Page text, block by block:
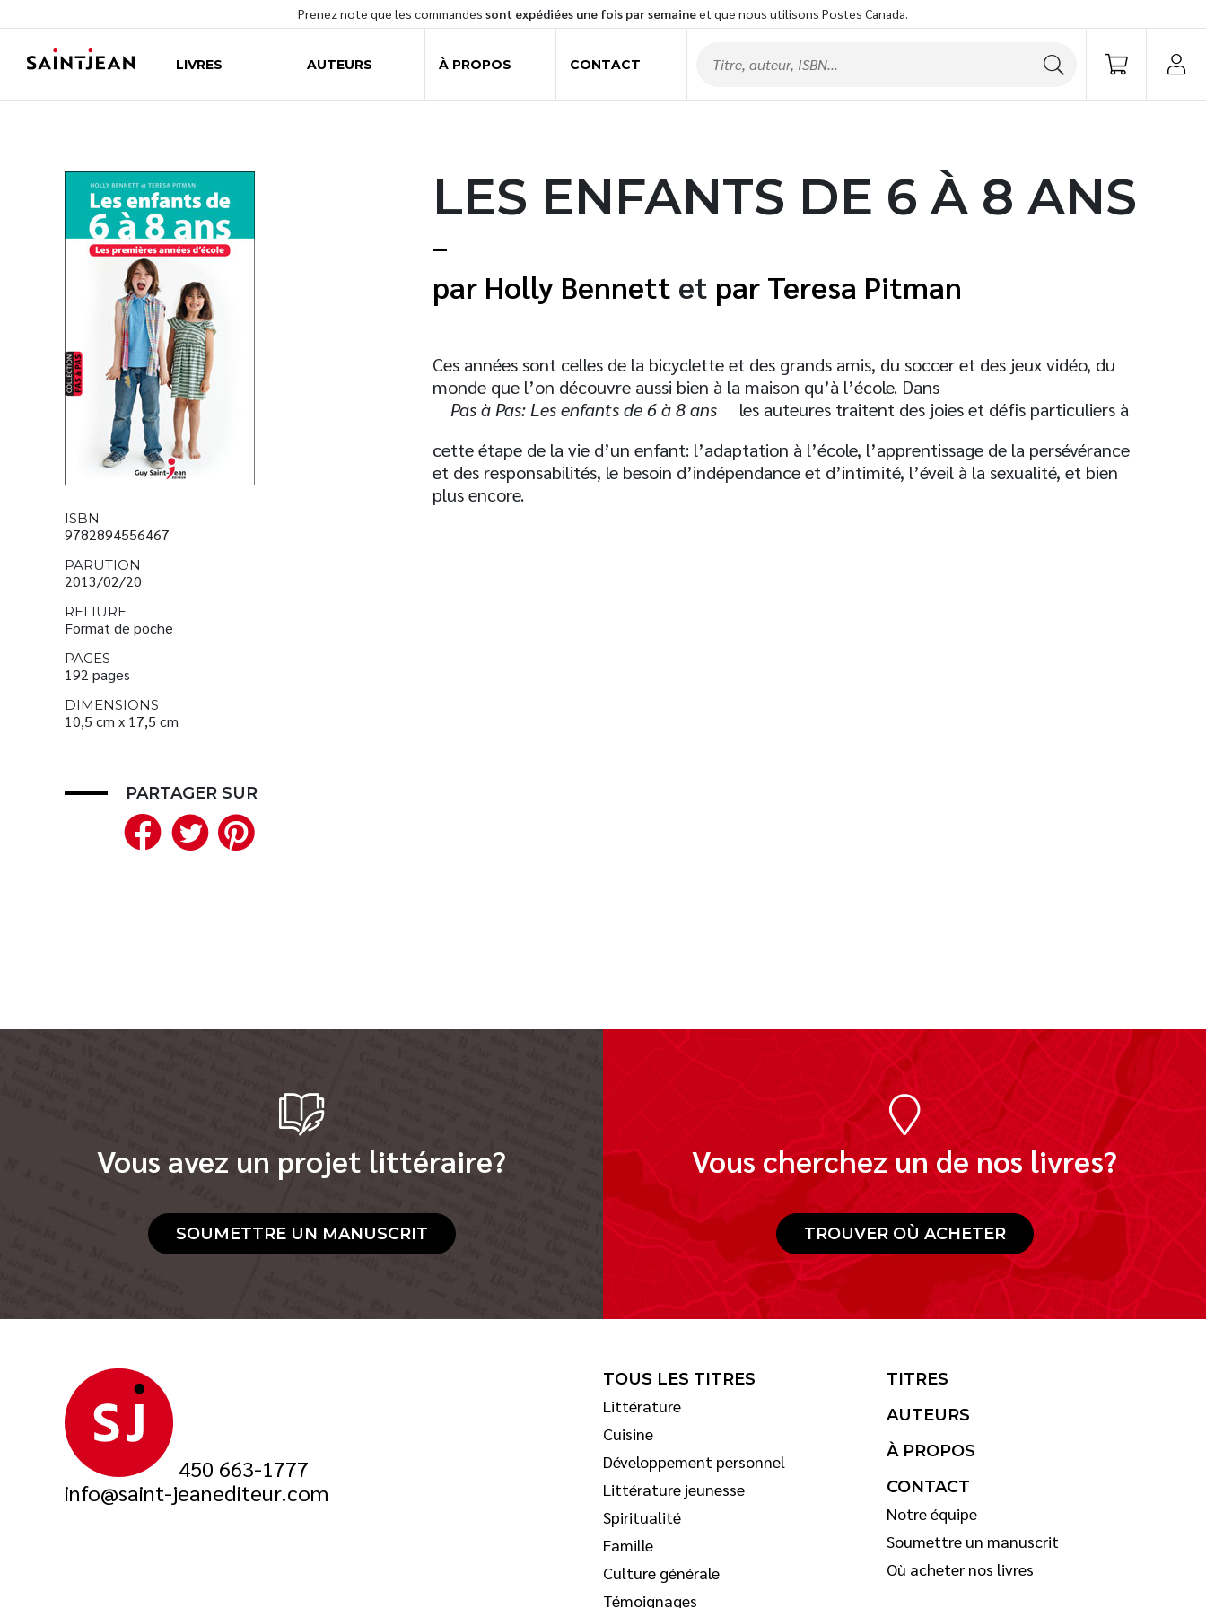
Prenez note que les commandes sont expédiées une fois par semaineet que nous utilisons Postes Canada.
LIVRES AUTEURS À PROPOS CONTACT
LES ENFANTS DE 6 À 8 ANS
Holly Bennett et Teresa Pitman
Ces années sont celles de la bicyclette et des grands amis, du soccer et des jeux vidéo, du
monde que l’on découvre aussi bien à la maison qu’à l’école. Dans
Pas à Pas: Les enfants de 6 à 8 ans
les auteures traitent des joies et défis particuliers à
cette étape de la vie d’un enfant: l’adaptation à l’école, l’apprentissage de la persévérance
et des responsabilités, le besoin d’indépendance et d’intimité, l’éveil à la sexualité, et bien
plus encore.
ISBN
9782894556467
PARUTION
2013/02/20
RELIURE
Format de poche
PAGES
192 pages
DIMENSIONS
10,5 cm x 17,5 cm
PARTAGER SUR
Facebook
Twitter
Vous avez un projet littéraire?
SOUMETTRE UN MANUSCRIT
Vous cherchez un de nos livres?
TROUVER OÙ ACHETER
450 663-1777
info@saint-jeanediteur.com
TOUS LES TITRES
Littérature
Cuisine
Développement personnel
Littérature jeunesse
Spiritualité
Famille
Culture générale
Témoignages
TITRES
AUTEURS
À PROPOS
CONTACT
Notre équipe
Soumettre un manuscrit
Où acheter nos livres